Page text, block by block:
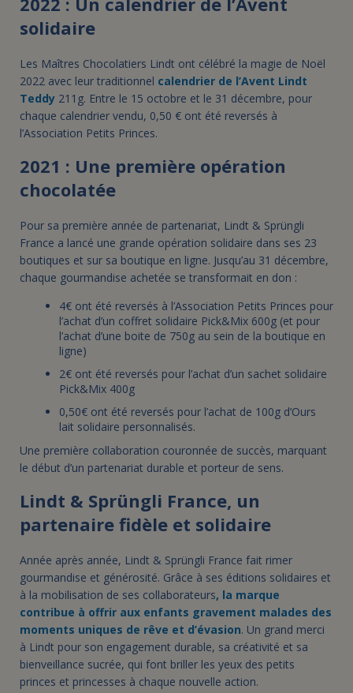
solidaire
Les Maîtres Chocolatiers Lindt ont célébré la magie de Noël
2022 avec leur traditionnel calendrier de l’Avent Lindt
Teddy 211g. Entre le 15 octobre et le 31 décembre, pour
chaque calendrier vendu, 0,50 € ont été reversés à
l’Association Petits Princes.
2021 : Une première opération
chocolatée
Pour sa première année de partenariat, Lindt & Sprüngli
France a lancé une grande opération solidaire dans ses 23
boutiques et sur sa boutique en ligne. Jusqu’au 31 décembre,
chaque gourmandise achetée se transformait en don :
4€ ont été reversés à l’Association Petits Princes pour
l’achat d’un coffret solidaire Pick&Mix 600g (et pour
l’achat d’une boite de 750g au sein de la boutique en
ligne)
2€ ont été reversés pour l’achat d’un sachet solidaire
Pick&Mix 400g
0,50€ ont été reversés pour l’achat de 100g d’Ours
lait solidaire personnalisés.
Une première collaboration couronnée de succès, marquant
le début d’un partenariat durable et porteur de sens.
Lindt & Sprüngli France, un
partenaire fidèle et solidaire
Année après année, Lindt & Sprüngli France fait rimer
gourmandise et générosité. Grâce à ses éditions solidaires et
à la mobilisation de ses collaborateurs, la marque
contribue à offrir aux enfants gravement malades des
moments uniques de rêve et d’évasion. Un grand merci
à Lindt pour son engagement durable, sa créativité et sa
bienveillance sucrée, qui font briller les yeux des petits
princes et princesses à chaque nouvelle action.